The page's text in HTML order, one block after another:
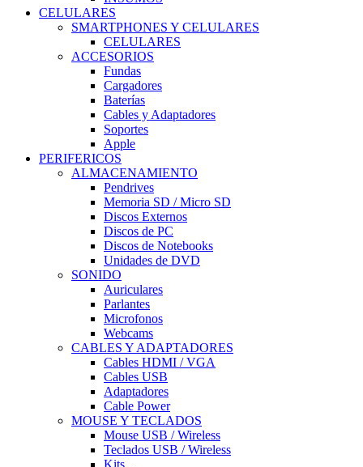
CELULARES
SMARTPHONES Y CELULARES
CELULARES
ACCESORIOS
Fundas
Cargadores
Baterías
Cables y Adaptadores
Soportes
Apple
PERIFERICOS
ALMACENAMIENTO
Pendrives
Memoria SD / Micro SD
Discos Externos
Discos de PC
Discos de Notebooks
Unidades de DVD
SONIDO
Auriculares
Parlantes
Microfonos
Webcams
CABLES Y ADAPTADORES
Cables HDMI / VGA
Cables USB
Adaptadores
Cable Power
MOUSE Y TECLADOS
Mouse USB / Wireless
Teclados USB / Wireless
Kits...